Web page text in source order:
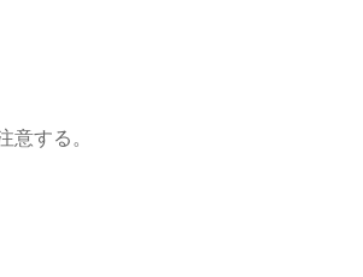
意する。